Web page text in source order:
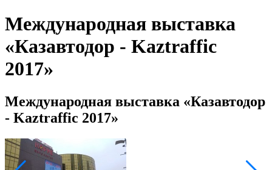
Международная выставка
«Казавтодор - Kaztraffic
2017»
Международная выставка «Казавтодор
- Kaztraffic 2017»